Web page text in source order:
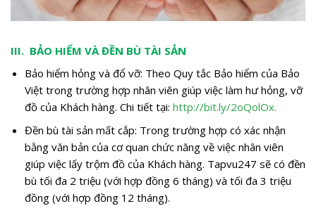
III. BẢO HIỂM VÀ ĐỀN BÙ TÀI SẢN
Bảo hiểm hỏng và đổ vỡ: Theo Quy tắc Bảo hiểm của Bảo
Việt trong trường hợp nhân viên giúp việc làm hư hỏng, vỡ
đồ của Khách hàng. Chi tiết tại: http://bit.ly/2oQolOx.
Đền bù tài sản mất cắp: Trong trường hợp có xác nhận
bằng văn bản của cơ quan chức năng về việc nhân viên
giúp việc lấy trộm đồ của Khách hàng. Tapvu247 sẽ có đền
bù tối đa 2 triệu (với hợp đồng 6 tháng) và tối đa 3 triệu
đồng (với hợp đồng 12 tháng).